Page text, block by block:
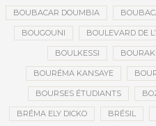
BOUBACAR DOUMBIA
BOUGOUNI BOULEVARD DE
BOULKESSI
BOURÉMA KANSAYE
BOURSES ÉTUDIANTS
BRÉMA ELY DICKO BRÉSIL